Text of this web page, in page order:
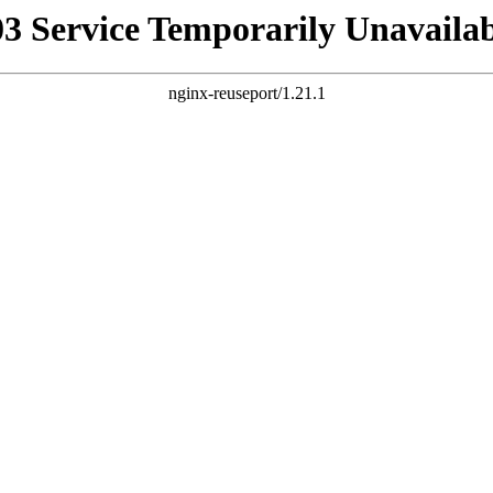
Service Temporarily
nginx-reuseport/1.21.1